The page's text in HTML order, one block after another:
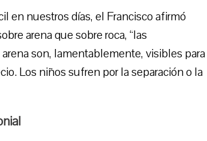
en nuestros días, el Francisco afirmó
arena que sobre roca, “las
son, lamentablemente, visibles para
Los niños sufren por la separación o la